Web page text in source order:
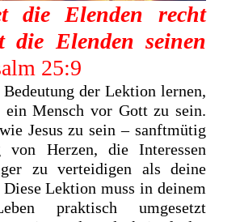
die Elenden recht
die Elenden seinen
25:9
der Lektion lernen,
ein Mensch vor Gott zu sein.
Jesus zu sein – sanftmütig
von Herzen, die Interessen
zu verteidigen als deine
Lektion muss in deinem
praktisch umgesetzt